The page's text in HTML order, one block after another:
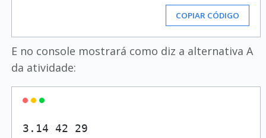
COPIAR CÓDIGO
E no console mostrará como diz a alternativa A
da atividade:
3.14 42 29